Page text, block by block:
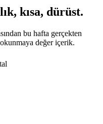
kısa, dürüst.
bu hafta gerçekten
değer içerik.